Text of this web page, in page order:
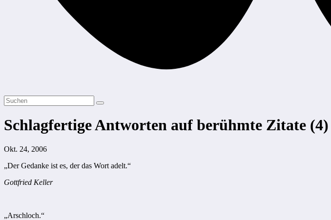
Schlagfertige Antworten auf berühmte Zitate (4)
Okt. 24, 2006
„Der Gedanke ist es, der das Wort adelt.“
Gottfried Keller
„Arschloch.“